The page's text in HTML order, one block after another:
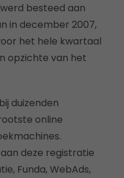
besteed aan
in december 2007,
het hele kwartaal
opzichte van het
duizenden
online
deze registratie
Funda, WebAds,